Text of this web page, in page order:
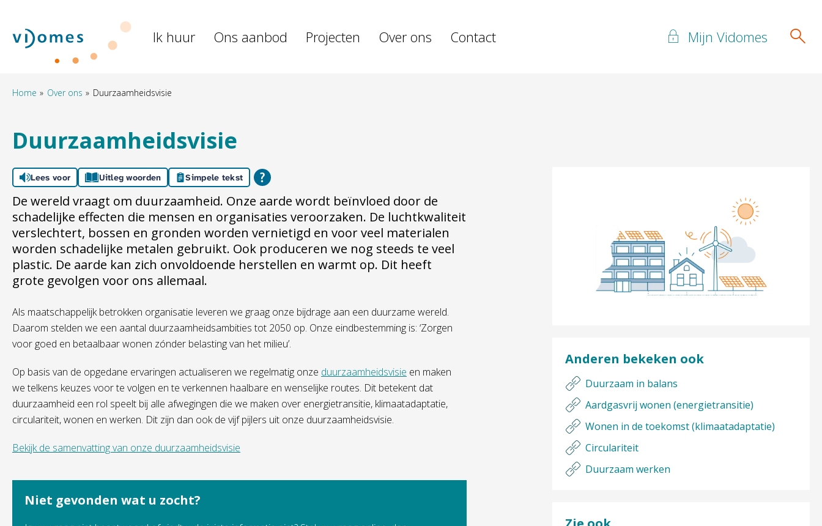
Naar hoofdinhoud
Naar hoofdnavigatiemenu
Naar zoeken
Naar de homepage Ik huur Ons aanbod Projecten Over ons Contact Mijn Vidomes
Home Over ons Duurzaamheidsvisie
Duurzaamheidsvisie
Lees voor Uitleg woorden Simpele tekst
De wereld vraagt om duurzaamheid. Onze aarde wordt beïnvloed door de
schadelijke effecten die mensen en organisaties veroorzaken. De luchtkwaliteit
verslechtert, bossen en gronden worden vernietigd en voor veel materialen
worden schadelijke metalen gebruikt. Ook produceren we nog steeds te veel
plastic. De aarde kan zich onvoldoende herstellen en warmt op. Dit heeft
grote gevolgen voor ons allemaal.
Als maatschappelijk betrokken organisatie leveren we graag onze bijdrage aan een duurzame wereld.
Daarom stelden we een aantal duurzaamheidsambities tot 2050 op. Onze eindbestemming is: ‘Zorgen
voor goed en betaalbaar wonen zónder belasting van het milieu’.
Op basis van de opgedane ervaringen actualiseren we regelmatig onze duurzaamheidsvisie en maken
we telkens keuzes voor te volgen en te verkennen haalbare en wenselijke routes. Dit betekent dat
duurzaamheid een rol speelt bij alle afwegingen die we maken over energietransitie, klimaatadaptatie,
circulariteit, wonen en werken. Dit zijn dan ook de vijf pijlers uit onze duurzaamheidsvisie.
Bekijk de samenvatting van onze duurzaamheidsvisie
Niet gevonden wat u zocht?
Anderen bekeken ook
Duurzaam in balans
Aardgasvrij wonen (energietransitie)
Wonen in de toekomst (klimaatadaptatie)
Circulariteit
Duurzaam werken